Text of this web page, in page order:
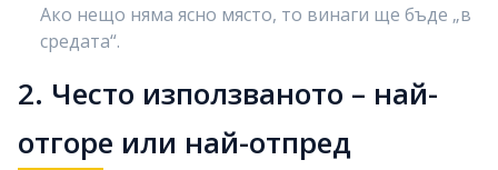
Ако нещо няма ясно място, то винаги ще бъде „в
средата“.
2. Често използваното – най-
отгоре или най-отпред